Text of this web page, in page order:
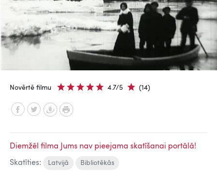
Novērtē filmu 4.7/5 (14)
Diemžēl filma Jums nav pieejama skatīšanai portālā!
Skatīties: Latvijā Bibliotēkās